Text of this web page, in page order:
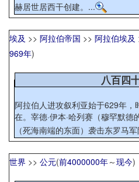
赫居世居西干创建。...
埃及 >> 阿拉伯帝国 >> 阿拉伯埃及
969年)
八百四
阿拉伯人进攻叙利亚始于629年，
在。宰德·伊本·哈列赛（穆罕默
（死海南端的东面）袭击东罗马
世界 >> 公元(前4000000年～现今)